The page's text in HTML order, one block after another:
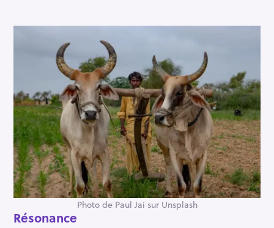
Photo de Paul Jai sur Unsplash
Résonance